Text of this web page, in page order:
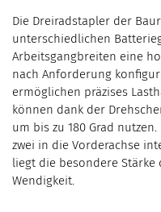
Die Dreiradstapler der
unterschiedlichen
Arbeitsgangbreiten eine
nach Anforderung
ermöglichen präzises
können dank der
um bis zu 180 Grad
zwei in die Vorderachse
liegt die besondere
Wendigkeit.